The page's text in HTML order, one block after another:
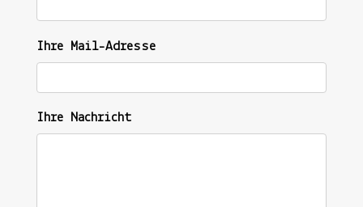
Ihre Mail-Adresse
Ihre Nachricht